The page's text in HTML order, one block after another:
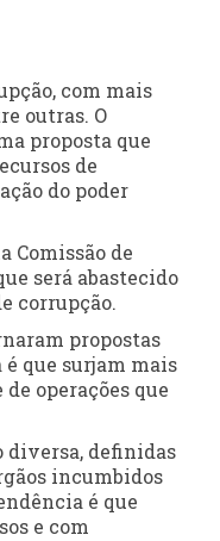
com mais
outras. O
proposta que
de
do poder
Comissão de
será abastecido
corrupção.
propostas
que surjam mais
operações que
diversa, definidas
incumbidos
é que
e com